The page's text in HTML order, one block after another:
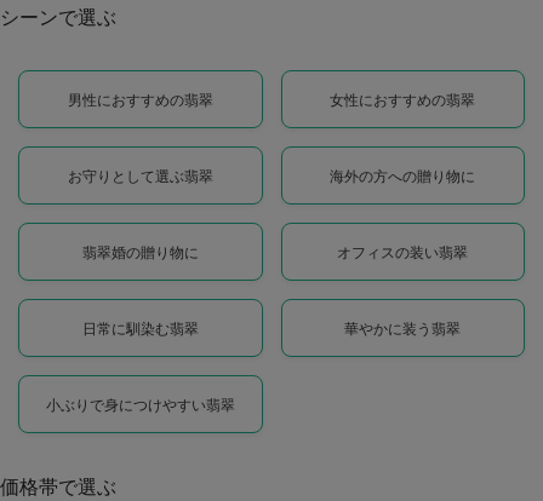
シーンで選ぶ
男性におすすめの翡翠 女性におすすめの翡翠
お守りとして選ぶ翡翠 海外の方への贈り物に
翡翠婚の贈り物に オフィスの装い翡翠
日常に馴染む翡翠 華やかに装う翡翠
小ぶりで身につけやすい翡翠
価格帯で選ぶ